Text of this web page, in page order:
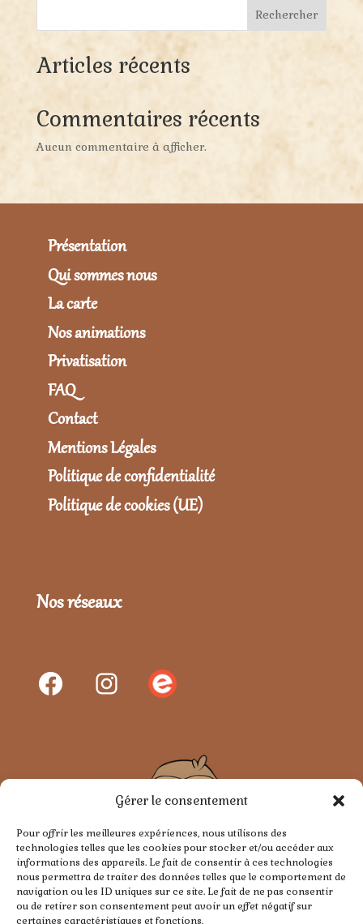
Gérer le consentement
Pour offrir les meilleures expériences, nous utilisons des
technologies telles que les cookies pour stocker et/ou accéder aux
informations des appareils. Le fait de consentir à ces technologies
nous permettra de traiter des données telles que le comportement de
navigation ou les ID uniques sur ce site. Le fait de ne pas consentir
ou de retirer son consentement peut avoir un effet négatif sur
certaines caractéristiques et fonctions.
Rechercher
Articles récents
Commentaires récents
Aucun commentaire à afficher.
Présentation
Qui sommes nous
La carte
Nos animations
Privatisation
FAQ
Contact
Mentions Légales
Politique de confidentialité
Politique de cookies (UE)
Nos réseaux